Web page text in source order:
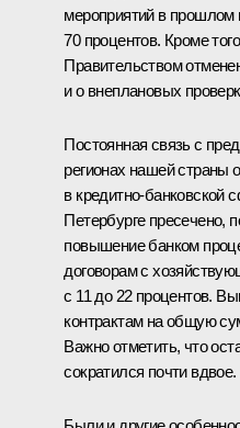
мероприятий в прошлом
70 процентов. Кроме
Правительством
и о внеплановых
Постоянная связь с
регионах нашей страны
в кредитно-банковской
Петербурге пресечено,
повышение банком
договорам с
с 11 до 22 процентов.
контрактам на общую
Важно отметить, что
сократился почти вдвое.